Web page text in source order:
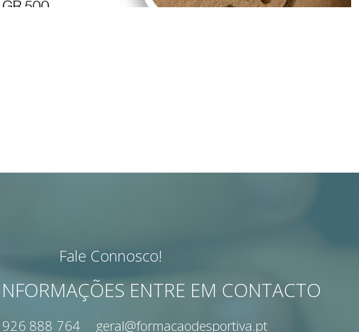
Fale Connosco!
ENTRE EM CONTACTO
888 764 geral@formacaodesportiva.pt